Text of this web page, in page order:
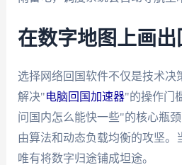
在数字地图上画
选择网络回国软件不仅是技术决
解决"电脑回国加速器"的操作门
问国内怎么能快一些"的核心瓶
由算法和动态负载均衡的攻坚。
唯有将数字归途铺成坦途。